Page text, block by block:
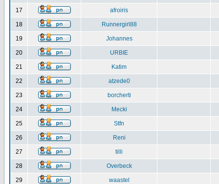
17 afroiris
18 Runnergirl88
19 Johannes
20 URBIE
21 Katim
22 atzede0
23 borcherti
24 Mecki
25 Stfn
26 Reni
27 tilli
28 Overbeck
29 waastel